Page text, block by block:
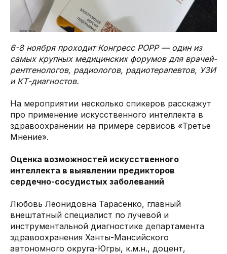
6-8 ноября проходит Конгресс РОРР — один из
самых крупных медицинских форумов для врачей-
рентгенологов, радиологов, радиотерапевтов, УЗИ
и КТ-диагностов.
На мероприятии несколько спикеров расскажут
про применение искусственного интеллекта в
здравоохранении на примере сервисов «Третье
Мнение».
Оценка возможностей искусственного
интеллекта в выявлении предикторов
сердечно-сосудистых заболеваний
Любовь Леонидовна Тарасенко, главный
внештатный специалист по лучевой и
инструментальной диагностике департамента
здравоохранения Ханты-Мансийского
автономного округа-Югры, к.м.н., доцент,